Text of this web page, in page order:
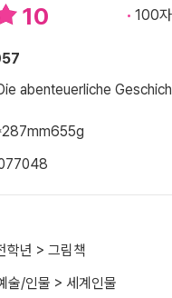
10 100
abenteuerliche
655g
학년 > 그림책
술/인물 > 세계인물